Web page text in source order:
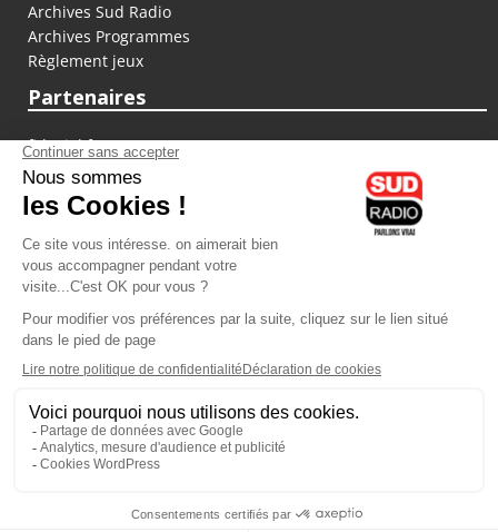
Archives Sud Radio
Archives Programmes
Règlement jeux
Partenaires
fiducial.fr
lyoncapitale.fr
olympique-et-lyonnais.com
L'application Iphone / Android
Téléchargez l'application
Les cookies
Gestion des cookies
Crédit photos : ©Sud Radio / Pierre Olivier
14H00
14H00 - 14H30